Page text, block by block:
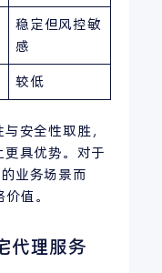
稳定但风控敏
感
较低
安全性取胜，
具优势。对于
业务场景而
值。
代理服务